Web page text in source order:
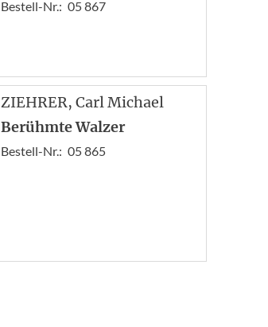
Bestell-Nr.: 05 867
ZIEHRER, Carl Michael
Berühmte Walzer
Bestell-Nr.: 05 865